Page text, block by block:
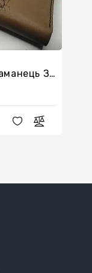
Бежевий Шкіряний Гаманець З Совою